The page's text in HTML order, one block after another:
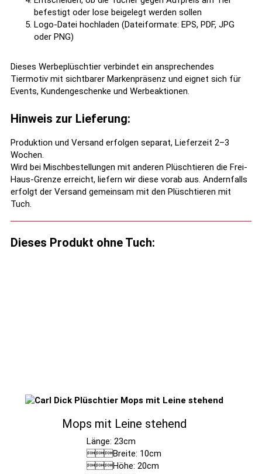
befestigt oder lose beigelegt werden sollen
Logo-Datei hochladen (Dateiformate: EPS, PDF, JPG
oder PNG)
Dieses Werbeplüschtier verbindet ein ansprechendes
Tiermotiv mit sichtbarer Markenpräsenz und eignet sich für
Events, Kundengeschenke und Werbeaktionen.
Hinweis zur Lieferung:
Produktion und Versand erfolgen separat, Lieferzeit 2–3
Wochen.
Wird bei Mischbestellungen mit anderen Plüschtieren die Frei-
Haus-Grenze erreicht, liefern wir diese vorab aus. Andernfalls
erfolgt der Versand gemeinsam mit den Plüschtieren mit
Tuch.
Dieses Produkt ohne Tuch:
Mops mit Leine stehend
Länge: 23cm
Breite: 10cm
Höhe: 20cm